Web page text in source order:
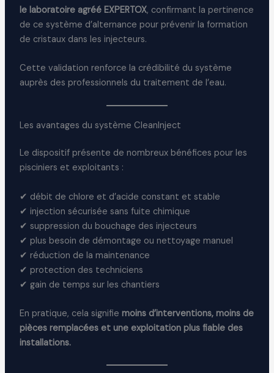
le laboratoire agréé EXPERTOX, confirmant la pertinence
de ce système d’alternance pour prévenir la formation
de cristaux dans les injecteurs.
Cette validation renforce la crédibilité du système
auprès des professionnels du traitement de l’eau.
Les avantages du système CleanInject
Le dispositif présente de nombreux bénéfices pour les
pisciniers et exploitants :
✔ débit de chlore et d’acide constant et stable
✔ injection sécurisée sans fuite chimique
✔ suppression du bouchage des injecteurs
✔ plus besoin de démontage ou nettoyage manuel
✔ réduction de la maintenance
✔ protection des techniciens
✔ gain de temps sur les chantiers
En pratique, cela signifie moins d’interventions, moins de
pièces remplacées et une exploitation plus fiable des
installations.